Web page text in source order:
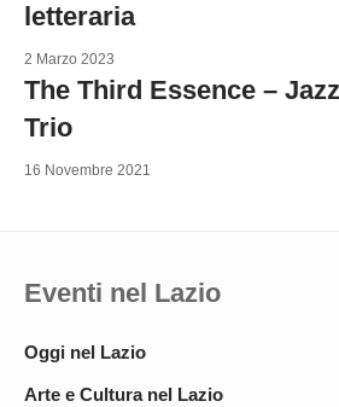
letteraria
2 Marzo 2023
The Third Essence – Jazz
Trio
16 Novembre 2021
Eventi nel Lazio
Oggi nel Lazio
Arte e Cultura nel Lazio